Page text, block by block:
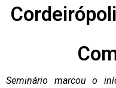
Seminário marcou o